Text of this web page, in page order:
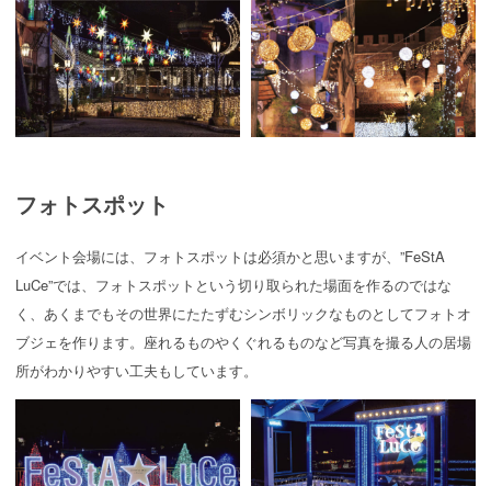
フォトスポット
イベント会場には、フォトスポットは必須かと思いますが、”FeStA
LuCe”では、フォトスポットという切り取られた場面を作るのではな
く、あくまでもその世界にたたずむシンボリックなものとしてフォトオ
ブジェを作ります。座れるものやくぐれるものなど写真を撮る人の居場
所がわかりやすい工夫もしています。​​​​​​​​​​​​​​